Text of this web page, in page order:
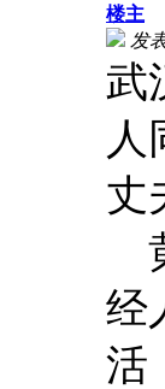
楼主
发
武
人
丈
经
活